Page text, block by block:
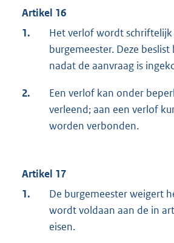
Artikel 16
1.
Het verlof wordt
burgemeester. Deze
nadat de aanvraag is
2.
Een verlof kan onder
verleend; aan een verlof
worden verbonden.
Artikel 17
1.
De burgemeester weigert
wordt voldaan aan de in
eisen.